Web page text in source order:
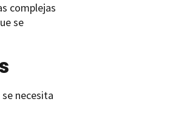
complejas
se
necesita